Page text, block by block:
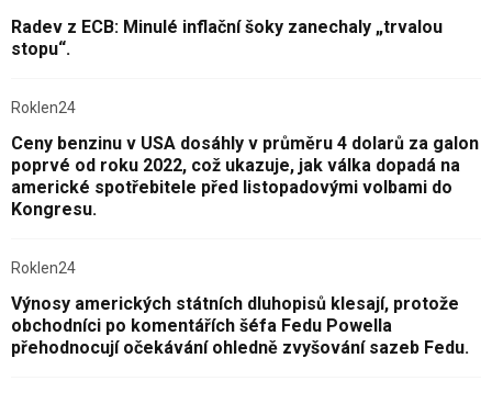
Radev z ECB: Minulé inflační šoky zanechaly „trvalou
stopu“.
Roklen24
Ceny benzinu v USA dosáhly v průměru 4 dolarů za galon
poprvé od roku 2022, což ukazuje, jak válka dopadá na
americké spotřebitele před listopadovými volbami do
Kongresu.
Roklen24
Výnosy amerických státních dluhopisů klesají, protože
obchodníci po komentářích šéfa Fedu Powella
přehodnocují očekávání ohledně zvyšování sazeb Fedu.